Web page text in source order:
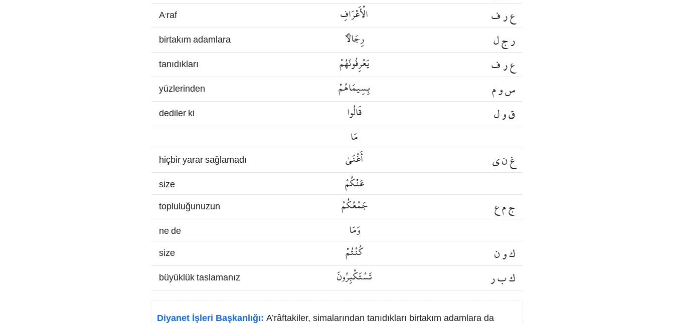
A’raf الْأَعْرَافِ ع ر ف
birtakım adamlara رِجَالًا ر ج ل
tanıdıkları يَعْرِفُونَهُمْ ع ر ف
yüzlerinden بِسِيمَاهُمْ س و م
dediler ki قَالُوا ق و ل
مَا
hiçbir yarar sağlamadı أَغْنَىٰ غ ن ي
size عَنْكُمْ
topluluğunuzun جَمْعُكُمْ ج م ع
ne de وَمَا
size كُنْتُمْ ك و ن
büyüklük taslamanız تَسْتَكْبِرُونَ ك ب ر
Diyanet İşleri Başkanlığı: A’râftakiler, simalarından tanıdıkları birtakım adamlara da